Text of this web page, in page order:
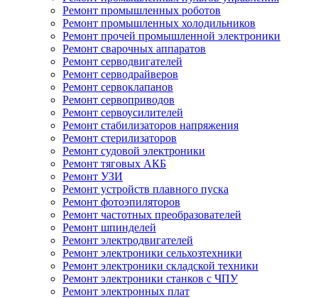
Ремонт промышленных роботов
Ремонт промышленных холодильников
Ремонт прочей промышленной электроники
Ремонт сварочных аппаратов
Ремонт серводвигателей
Ремонт серводрайверов
Ремонт сервоклапанов
Ремонт сервоприводов
Ремонт сервоусилителей
Ремонт стабилизаторов напряжения
Ремонт стерилизаторов
Ремонт судовой электроники
Ремонт тяговых АКБ
Ремонт УЗИ
Ремонт устройств плавного пуска
Ремонт фотоэпиляторов
Ремонт частотных преобразователей
Ремонт шпинделей
Ремонт электродвигателей
Ремонт электроники сельхозтехники
Ремонт электроники складской техники
Ремонт электроники станков с ЧПУ
Ремонт электронных плат